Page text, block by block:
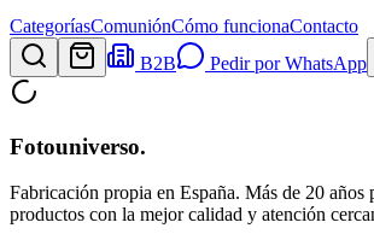
CategoríasComuniónCómo funcionaContacto
B2B
Pedir por WhatsApp
Fotouniverso.
Fabricación propia en España. Más de 20 años
productos con la mejor calidad y atención